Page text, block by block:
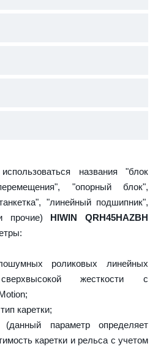
названия "блок
"опорный блок",
"линейный подшипник",
прочие) HIWIN QRH45HAZBH
роликовых линейных
жесткости с
каретки;
параметр определяет
каретки и рельса с учетом